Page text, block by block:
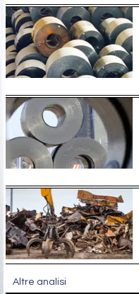
Altre analisi